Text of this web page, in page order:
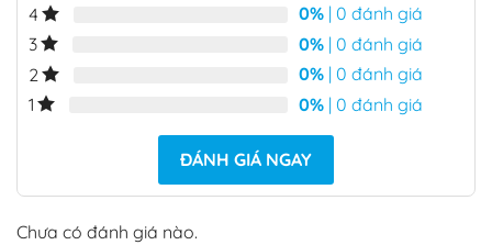
4
0% | 0 đánh giá
3
0% | 0 đánh giá
2
0% | 0 đánh giá
1
0% | 0 đánh giá
ĐÁNH GIÁ NGAY
Chưa có đánh giá nào.